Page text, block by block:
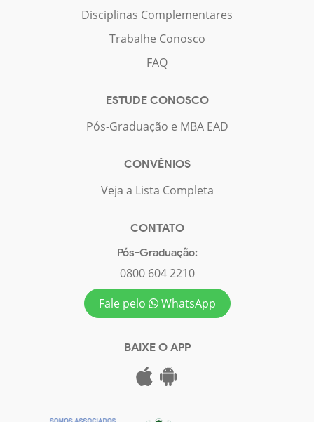
Disciplinas Complementares
Trabalhe Conosco
FAQ
ESTUDE CONOSCO
Pós-Graduação e MBA EAD
CONVÊNIOS
Veja a Lista Completa
CONTATO
Pós-Graduação:
0800 604 2210
Fale pelo
WhatsApp
BAIXE O APP